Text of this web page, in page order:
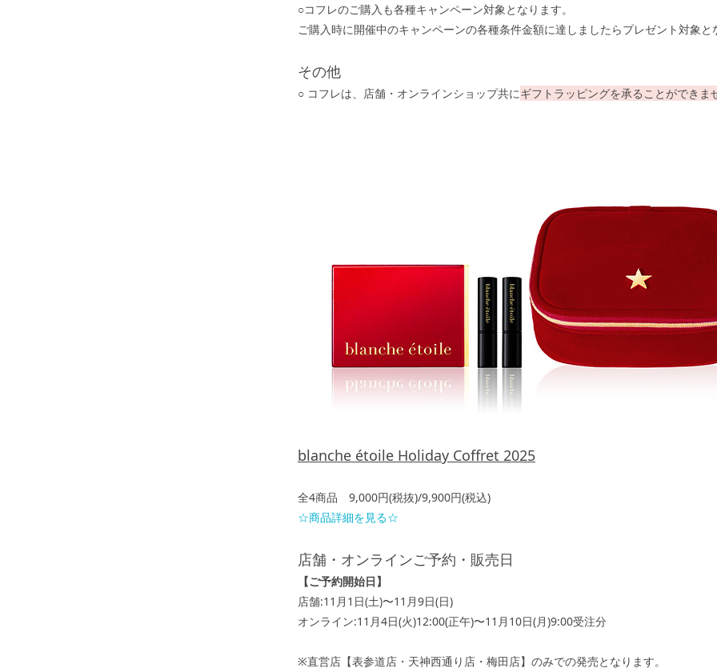
○コフレのご購入も各種キャンペーン対象となります。
ご購入時に開催中のキャンペーンの各種条件金額に達しましたらプレゼント対象と
その他
○ コフレは、店舗・オンラインショップ共にギフトラッピングを承ることができま
blanche étoile Holiday Coffret 2025
全4商品 9,000円(税抜)/9,900円(税込)
☆商品詳細を見る☆
店舗・オンラインご予約・販売日
【ご予約開始日】
店舗:11月1日(土)〜11月9日(日)
オンライン:11月4日(火)12:00(正午)〜11月10日(月)9:00受注分
※直営店【表参道店・天神西通り店・梅田店】のみでの発売となります。